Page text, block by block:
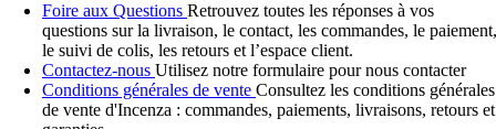
Foire aux Questions Retrouvez toutes les réponses à vos
questions sur la livraison, le contact, les commandes, le paiement,
le suivi de colis, les retours et l’espace client.
Contactez-nous Utilisez notre formulaire pour nous contacter
Conditions générales de vente Consultez les conditions générales
de vente d'Incenza : commandes, paiements, livraisons, retours et